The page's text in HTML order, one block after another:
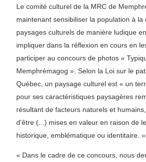
Le comité culturel de la MRC de
maintenant sensibiliser la population à la
paysages culturels de manière ludique
impliquer dans la réflexion en cours en
participer au concours de photos «
Memphrémagog ». Selon la Loi sur le
Québec, un paysage culturel est « un
pour ses caractéristiques paysagères
résultant de facteurs naturels et
d'être (...) mises en valeur en raison de
historique, emblématique ou identitaire. »
« Dans le cadre de ce concours, nous